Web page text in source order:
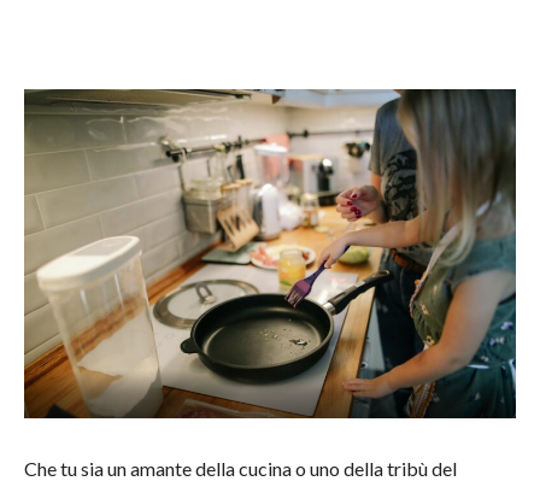
Che tu sia un amante della cucina o uno della tribù del